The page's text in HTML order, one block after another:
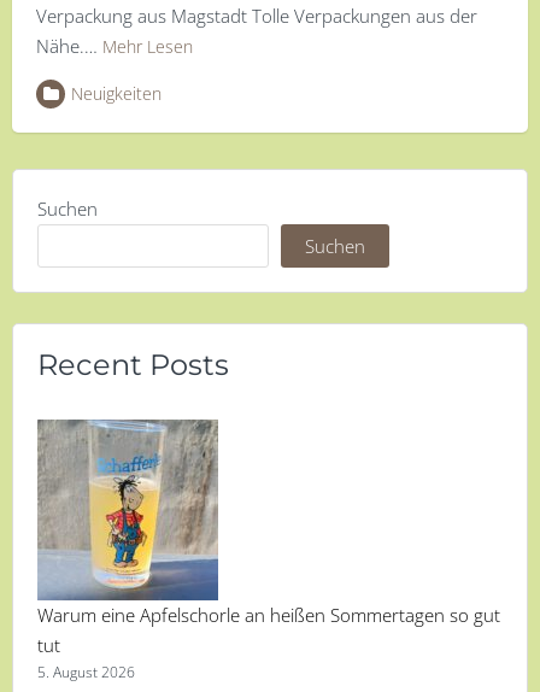
Verpackung aus Magstadt Tolle Verpackungen aus der
Nähe.… Mehr Lesen
Neuigkeiten
Suchen
Suchen
Recent Posts
Warum eine Apfelschorle an heißen Sommertagen so gut
tut
5. August 2026